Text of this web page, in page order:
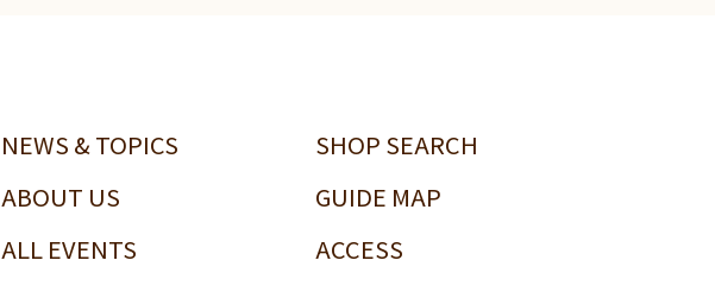
NEWS & TOPICS
SHOP SEARCH
ABOUT US
GUIDE MAP
ALL EVENTS
ACCESS